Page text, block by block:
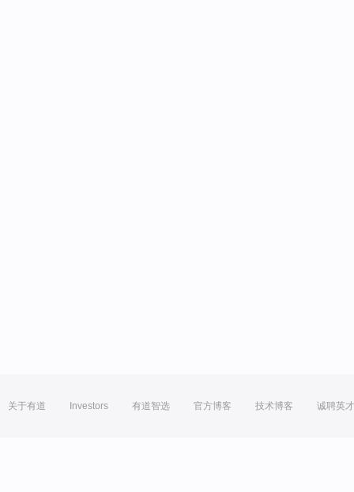
关于有道 Investors 有道智选 官方博客 技术博客 诚聘英才